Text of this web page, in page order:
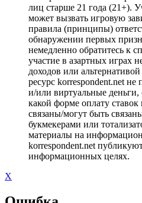
лиц старше 21 года (21+).
может вызвать игровую
правила (принципы)
обнаружении первых
немедленно обратитесь к
участие в азартных играх
доходов или
ресурс korrespondent.net
и/или виртуальные
какой форме оплату
связаны/могут быть
букмекерами или
материалы на
korrespondent.net
информационных целях.
X